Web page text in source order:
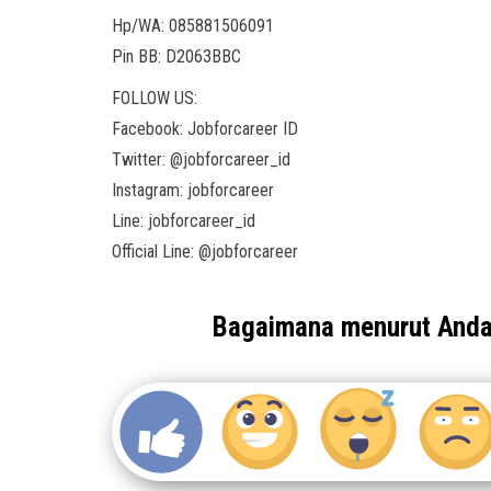
Hp/WA: 085881506091
Pin BB: D2063BBC
FOLLOW US:
Facebook: Jobforcareer ID
Twitter: @jobforcareer_id
Instagram: jobforcareer
Line: jobforcareer_id
Official Line: @jobforcareer
Bagaimana menurut